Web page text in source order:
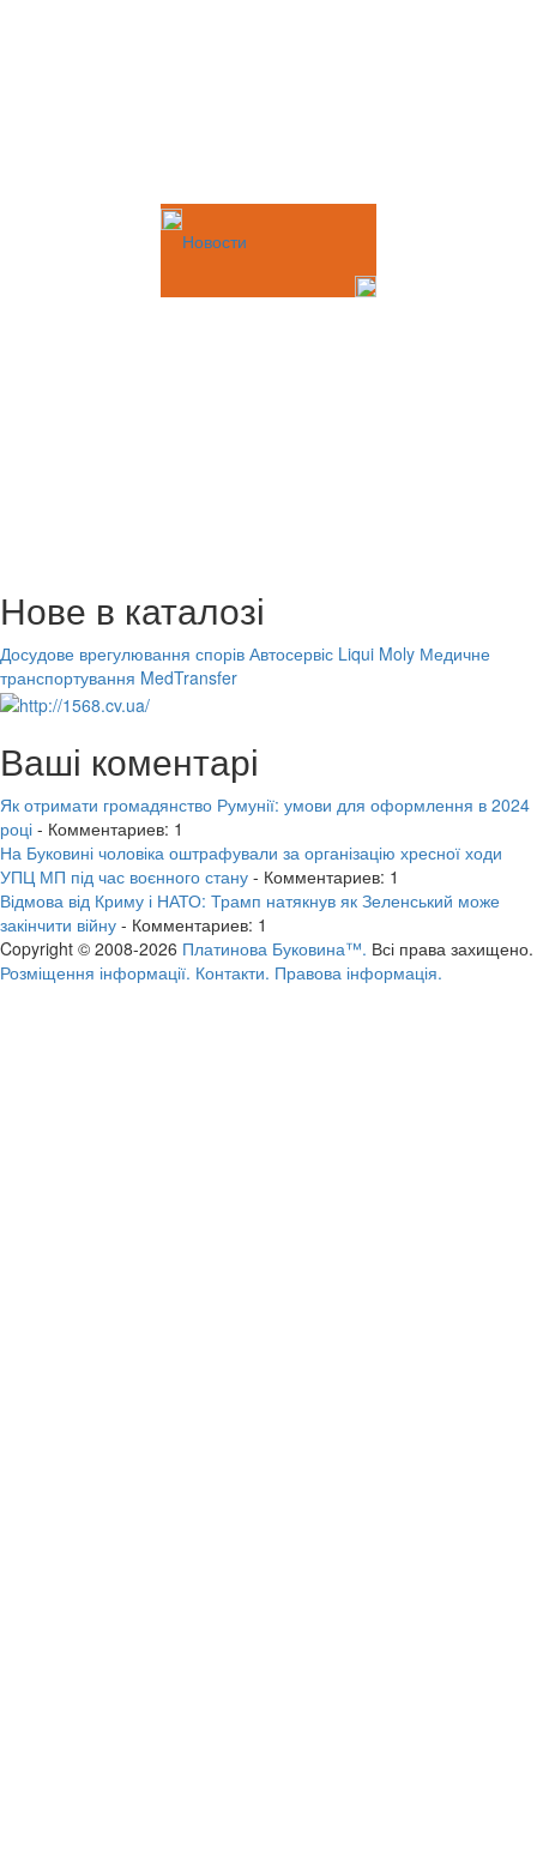
Новости
Нове в каталозі
Досудове врегулювання спорів Автосервіс Liqui Moly Медичне
транспортування MedTransfer
Ваші коментарі
Як отримати громадянство Румунії: умови для оформлення в 2024
році - Комментариев: 1
На Буковині чоловіка оштрафували за організацію хресної ходи
УПЦ МП під час воєнного стану - Комментариев: 1
Відмова від Криму і НАТО: Трамп натякнув як Зеленський може
закінчити війну - Комментариев: 1
Copyright © 2008-2026 Платинова Буковина™. Всі права захищено.
Розміщення інформації. Контакти. Правова інформація.